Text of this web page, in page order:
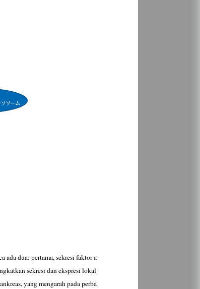
ada dua: pertama, sekresi faktor a
sekresi dan ekspresi lokal
yang mengarah pada perba